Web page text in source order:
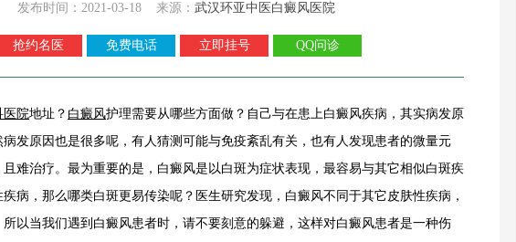
发布时间：2021-03-18 来源： 武汉环亚中医白癜风医院
抢约名医 免费电话 立即挂号 QQ问诊
医院地址？ 白癜风护理需要从哪些方面做？自己与在患上白癜风疾病，其实病发原
病发原因也是很多呢，有人猜测可能与免疫紊乱有关，也有人发现患者的微量元
难治疗。最为重要的是，白癜风是以白斑为症状表现，最容易与其它相似白斑疾
病，那么哪类白斑更易传染呢？医生研究发现，白癜风不同于其它皮肤性疾病，
以当我们遇到白癜风患者时，请不要刻意的躲避，这样对白癜风患者是一种伤